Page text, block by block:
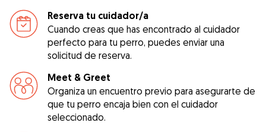
Reserva tu cuidador/a
Cuando creas que has encontrado al cuidador
perfecto para tu perro, puedes enviar una
solicitud de reserva.
Meet & Greet
Organiza un encuentro previo para asegurarte de
que tu perro encaja bien con el cuidador
seleccionado.